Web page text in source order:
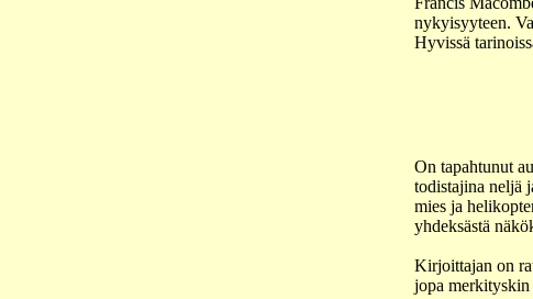
nykyisyyteen.
Hyvissä
On tapahtunut
todistajina neljä
mies ja
yhdeksästä
Kirjoittajan on
jopa merkityskin